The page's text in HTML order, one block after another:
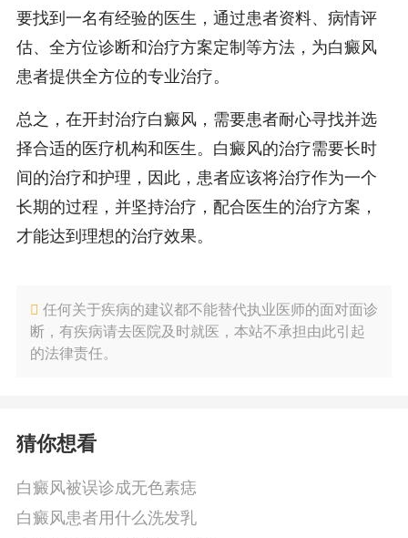
要找到一名有经验的医生，通过患者资料、病情评
估、全方位诊断和治疗方案定制等方法，为白癜风
患者提供全方位的专业治疗。
总之，在开封治疗白癜风，需要患者耐心寻找并选
择合适的医疗机构和医生。白癜风的治疗需要长时
间的治疗和护理，因此，患者应该将治疗作为一个
长期的过程，并坚持治疗，配合医生的治疗方案，
才能达到理想的治疗效果。
任何关于疾病的建议都不能替代执业医师的面对面诊
断，有疾病请去医院及时就医，本站不承担由此引起
的法律责任。
猜你想看
白癜风被误诊成无色素痣
白癜风患者用什么洗发乳